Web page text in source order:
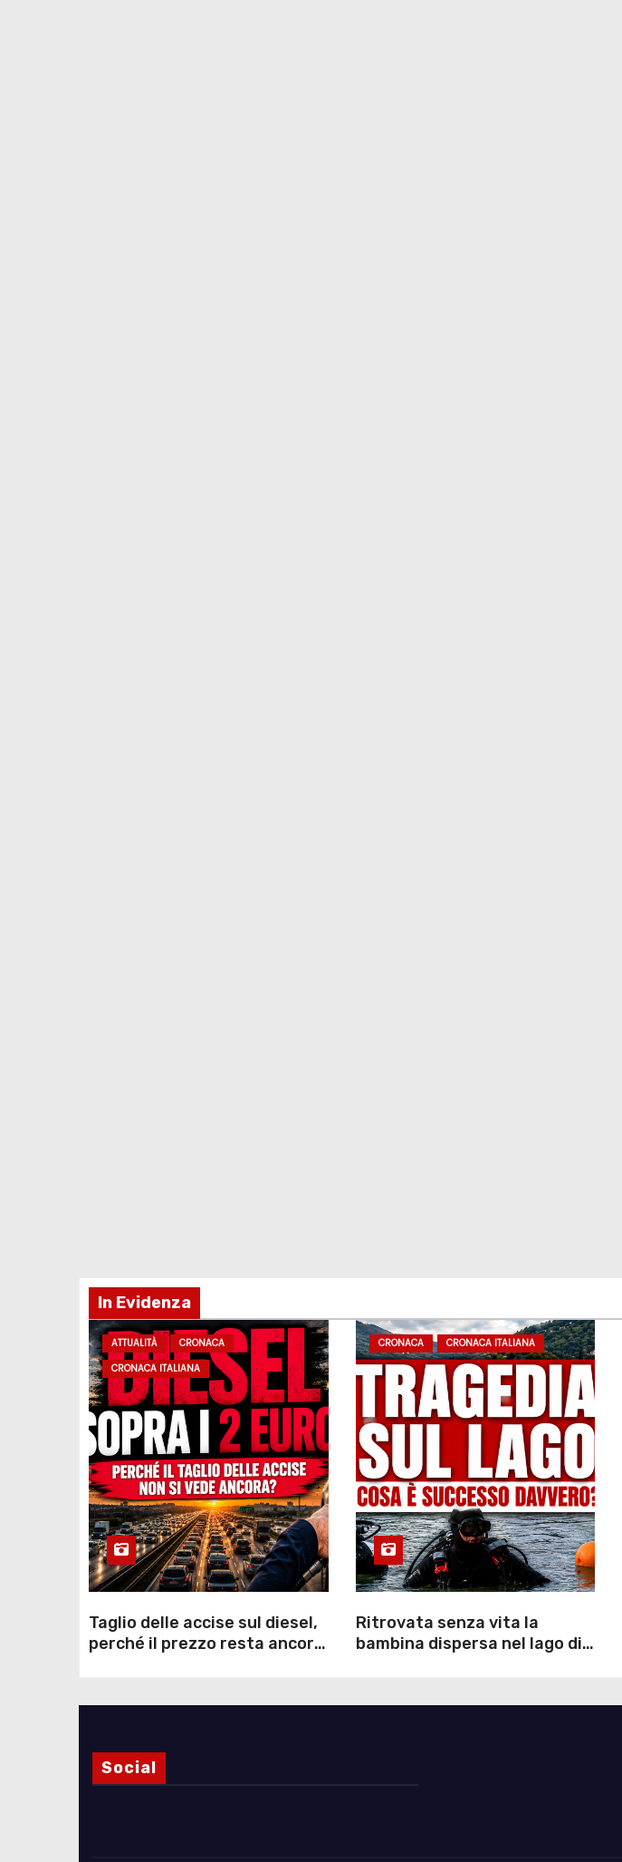
In Evidenza
ATTUALITÀ
CRONACA
CRONACA ITALIANA
Taglio delle accise sul diesel,
perché il prezzo resta ancora
CRONACA CRONACA ITALIANA
Ritrovata senza vita la
bambina dispersa nel lago di
Social